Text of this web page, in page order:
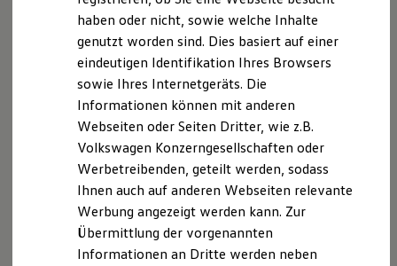
Driving Experience
Volkswagen entdecken
Werkbesichtigung
Lifestyle Shop
T-Roc Kollektion
Golf Kollektion
Volkswagen Kollektion
R-Kollektion
GTI Kollektion
Fußball Drop
we drive football
#wedriveproud
Besitzer und Service
myVolkswagen
Software Updates
haben oder nicht, sowie welche Inhalte
genutzt worden sind. Dies basiert auf einer
eindeutigen Identifikation Ihres Browsers
sowie Ihres Internetgeräts. Die
Informationen können mit anderen
Webseiten oder Seiten Dritter, wie z.B.
Volkswagen Konzerngesellschaften oder
Werbetreibenden, geteilt werden, sodass
Ihnen auch auf anderen Webseiten relevante
Werbung angezeigt werden kann. Zur
Übermittlung der vorgenannten
Informationen an Dritte werden neben